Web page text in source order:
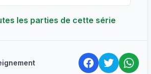
les parties de cette série